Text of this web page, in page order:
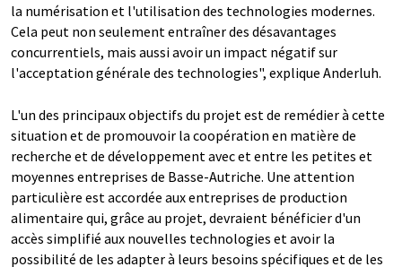
la numérisation et l'utilisation des technologies modernes.
Cela peut non seulement entraîner des désavantages
concurrentiels, mais aussi avoir un impact négatif sur
l'acceptation générale des technologies", explique Anderluh.
L'un des principaux objectifs du projet est de remédier à cette
situation et de promouvoir la coopération en matière de
recherche et de développement avec et entre les petites et
moyennes entreprises de Basse-Autriche. Une attention
particulière est accordée aux entreprises de production
alimentaire qui, grâce au projet, devraient bénéficier d'un
accès simplifié aux nouvelles technologies et avoir la
possibilité de les adapter à leurs besoins spécifiques et de les